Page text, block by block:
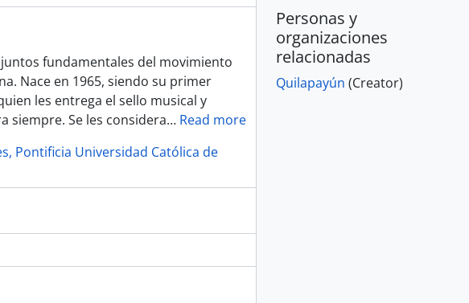
fundamentales del movimiento
Nace en 1965, siendo su primer
les entrega el sello musical y
siempre. Se les considera… Read more
Pontificia Universidad Católica de
Personas y
organizaciones
relacionadas
Quilapayún (Creator)